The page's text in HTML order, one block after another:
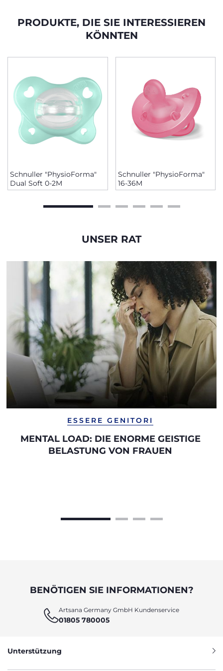
PRODUKTE, DIE SIE INTERESSIEREN
KÖNNTEN
Schnuller "PhysioForma"
Dual Soft 0-2M
Schnuller "PhysioForma"
16-36M
UNSER RAT
ESSERE GENITORI
MENTAL LOAD: DIE ENORME GEISTIGE
BELASTUNG VON FRAUEN
BENÖTIGEN SIE INFORMATIONEN?
Artsana Germany GmbH Kundenservice
01805 780005
Unterstützung